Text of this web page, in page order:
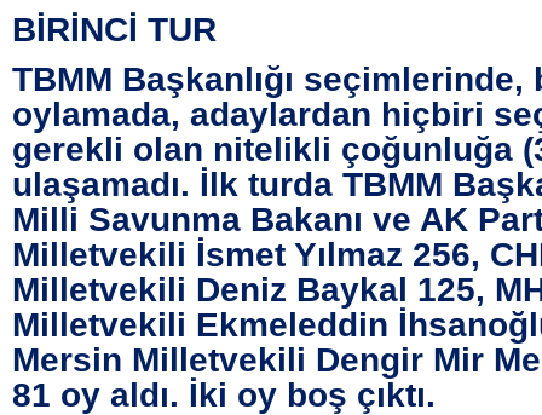
BİRİNCİ TUR
TBMM Başkanlığı
oylamada, adaylardan hiçbiri
gerekli olan nitelikli çoğunluğa
ulaşamadı. İlk turda TBMM
Milli Savunma Bakanı ve AK
Milletvekili İsmet Yılmaz 256,
Milletvekili Deniz Baykal 125,
Milletvekili Ekmeleddin
Mersin Milletvekili Dengir Mir
81 oy aldı. İki oy boş çıktı.